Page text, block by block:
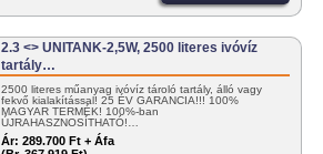
2.3 <> UNITANK-2,5W, 2500 literes ivóvíz
tartály…
2500 literes műanyag ivóvíz tároló tartály, álló vagy
fekvő kialakítással! 25 ÉV GARANCIA!!! 100%
MAGYAR TERMÉK! 100%-ban
ÚJRAHASZNOSÍTHATÓ!…
Ár: 289.700 Ft + Áfa